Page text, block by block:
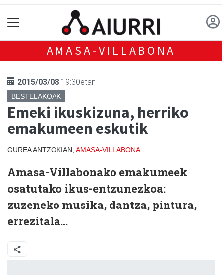
AMASA-VILLABONA
2015/03/08 19:30etan
BESTELAKOAK
Emeki ikuskizuna, herriko
emakumeen eskutik
GUREA ANTZOKIAN, AMASA-VILLABONA
Amasa-Villabonako emakumeek
osatutako ikus-entzunezkoa:
zuzeneko musika, dantza, pintura,
errezitala...